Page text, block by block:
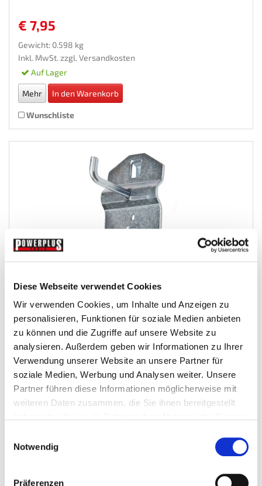
Diese Webseite verwendet Cookies
Wir verwenden Cookies, um Inhalte und Anzeigen zu
personalisieren, Funktionen für soziale Medien anbieten
zu können und die Zugriffe auf unsere Website zu
analysieren. Außerdem geben wir Informationen zu Ihrer
Verwendung unserer Website an unsere Partner für
soziale Medien, Werbung und Analysen weiter. Unsere
Partner führen diese Informationen möglicherweise mit
weiteren Daten zusammen, die Sie ihnen bereitgestellt
Notwendig
Präferenzen
€ 7,95
Gewicht: 0.598 kg
Inkl. MwSt. zzgl. Versandkosten
Auf Lager
Mehr In den Warenkorb
Wunschliste
Lochwandhaken
€ 1,95
Gewicht: 0.05 kg
Inkl. MwSt. zzgl. Versandkosten
Auf Lager